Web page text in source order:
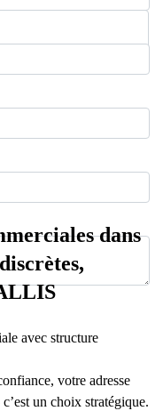
dans
avec structure
votre adresse
un choix stratégique.